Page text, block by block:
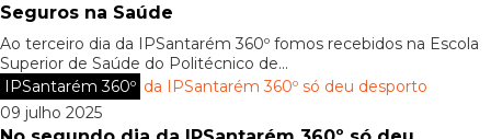
Seguros na Saúde
Ao terceiro dia da IPSantarém 360º fomos recebidos na Escola
Superior de Saúde do Politécnico de...
IPSantarém 360º
09 julho 2025